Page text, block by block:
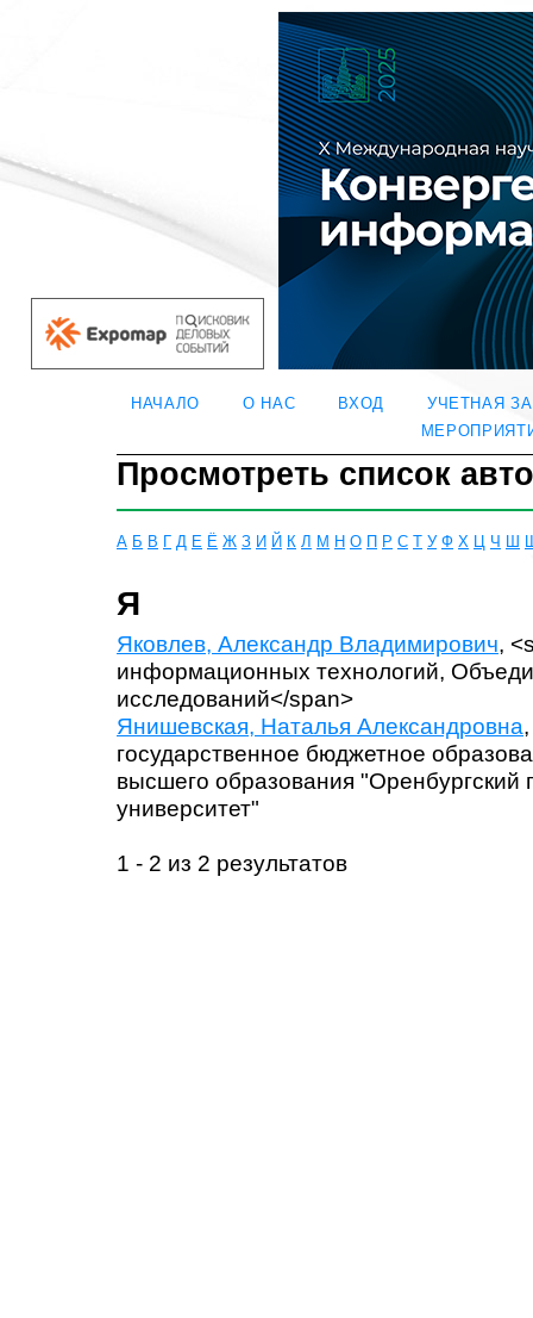
НАЧАЛО О НАС ВХОД
УЧЕТНАЯ
Просмотреть список
А Б В Г Д Е Ё Ж З И Й К Л М Н О П Р С Т У Ф Х Ц Ч Ш
Я
Яковлев, Александр Владимирович,
информационных технологий,
исследований</span>
Янишевская, Наталья Александровна
государственное бюджетное
высшего образования "Оренбургский
университет"
1 - 2 из 2 результатов